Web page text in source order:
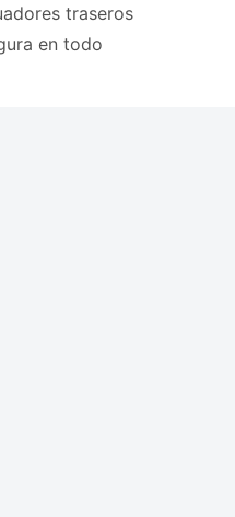
traseros
en todo